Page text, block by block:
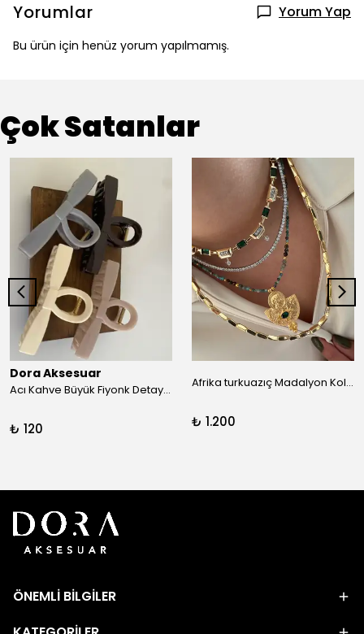
Yorumlar Yorum Yap
Bu ürün için henüz yorum yapılmamış.
Çok Satanlar
Dora Aksesuar
Acı Kahve Büyük Fiyonk Detay Kıskaç Toka
₺ 120
Afrika turkuazıç Madalyon Kolye
₺ 1.200
ÖNEMLİ BİLGİLER